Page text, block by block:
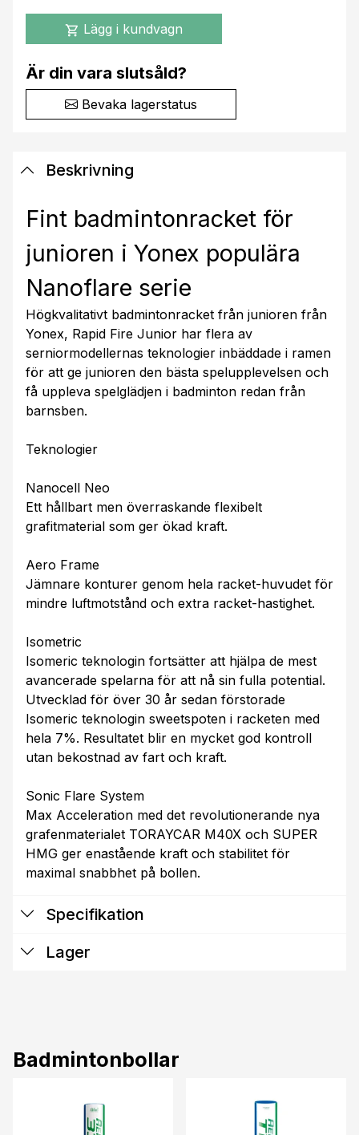
shopping_cart Lägg i kundvagn
Är din vara slutsåld?
Bevaka lagerstatus
Beskrivning
Fint badmintonracket för
junioren i Yonex populära
Nanoflare serie
Högkvalitativt badmintonracket från junioren från
Yonex, Rapid Fire Junior har flera av
serniormodellernas teknologier inbäddade i ramen
för att ge junioren den bästa spelupplevelsen och
få uppleva spelglädjen i badminton redan från
barnsben.
Teknologier
Nanocell Neo
Ett hållbart men överraskande flexibelt
grafitmaterial som ger ökad kraft.
Aero Frame
Jämnare konturer genom hela racket-huvudet för
mindre luftmotstånd och extra racket-hastighet.
Isometric
Isomeric teknologin fortsätter att hjälpa de mest
avancerade spelarna för att nå sin fulla potential.
Utvecklad för över 30 år sedan förstorade
Isomeric teknologin sweetspoten i racketen med
hela 7%. Resultatet blir en mycket god kontroll
utan bekostnad av fart och kraft.
Sonic Flare System
Max Acceleration med det revolutionerande nya
grafenmaterialet TORAYCAR M40X och SUPER
HMG ger enastående kraft och stabilitet för
maximal snabbhet på bollen.
Specifikation
Lager
Badmintonbollar